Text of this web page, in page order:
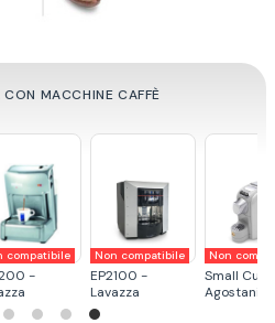
MACCHINE CAFFÈ
-
Compatibile
Smeg - Lavazza
Compatibile
Idola - Lavazza